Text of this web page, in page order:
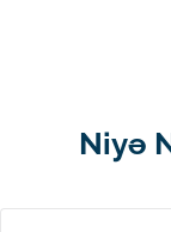
Niyə